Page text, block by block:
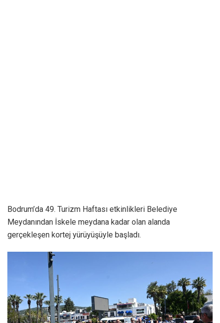
Bodrum’da 49. Turizm Haftası etkinlikleri Belediye
Meydanından İskele meydana kadar olan alanda
gerçekleşen kortej yürüyüşüyle başladı.